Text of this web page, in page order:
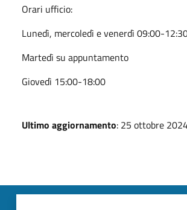
Orari ufficio:
Lunedì, mercoledì e venerdì 09:00-
Martedì su appuntamento
Giovedì 15:00-18:00
Ultimo aggiornamento: 25 ottobre